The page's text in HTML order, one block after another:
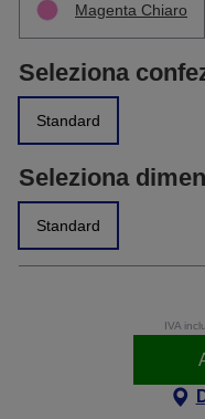
Magenta Chiaro
Seleziona
Standard
Seleziona
Standard
IVA